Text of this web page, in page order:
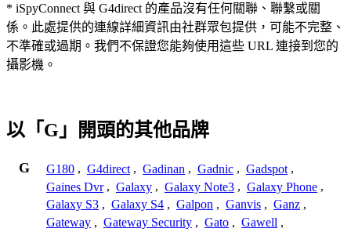
* iSpyConnect 與 G4direct 的產品沒有任何關聯、聯繫或關
係。此處提供的連線詳細資訊由社群眾包提供，可能不完整、
不準確或過期。我們不保證您能夠使用這些 URL 連接到您的
攝影機。
以「G」開頭的其他品牌
G G180 , G4direct , Gadinan , Gadnic , Gadspot ,
Gaines Dvr , Galaxy , Galaxy Note3 , Galaxy Phone ,
Galaxy S3 , Galaxy S4 , Galpon , Ganvis , Ganz ,
Gateway , Gateway Security , Gato , Gawell ,